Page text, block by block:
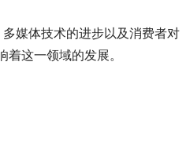
媒体技术的进步以及消费者对
这一领域的发展。